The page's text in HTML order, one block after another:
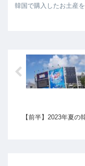
韓国で購入したお土産
【前半】2023年夏の